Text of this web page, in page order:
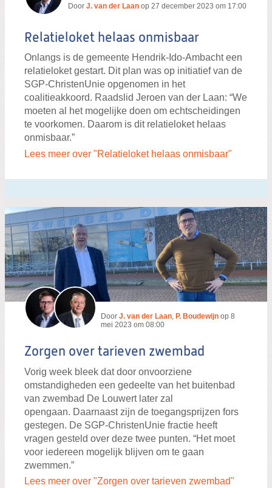
Door J. van der Laan op 27 december 2023 om 17:00
Relatieloket helaas onmisbaar
Onlangs is de gemeente Hendrik-Ido-Ambacht een
relatieloket gestart. Dit plan was op initiatief van de
SGP-ChristenUnie opgenomen in het
coalitieakkoord. Raadslid Jeroen van der Laan: “We
moeten al het mogelijke doen om echtscheidingen
te voorkomen. Daarom is dit relatieloket helaas
onmisbaar.”
Lees meer over "Relatieloket helaas onmisbaar"
Door J. van der Laan, P. Boudewijn op 8
mei 2023 om 08:00
Zorgen over tarieven zwembad
Vorig week bleek dat door onvoorziene
omstandigheden een gedeelte van het buitenbad
van zwembad De Louwert later zal
opengaan. Daarnaast zijn de toegangsprijzen fors
gestegen. De SGP-ChristenUnie fractie heeft
vragen gesteld over deze twee punten. “Het moet
voor iedereen mogelijk blijven om te gaan
zwemmen.”
Lees meer over "Zorgen over tarieven zwembad"